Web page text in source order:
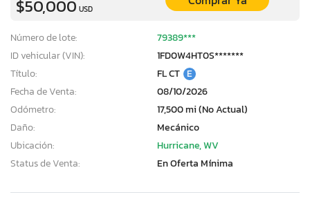
$50,000 USD
Número de lote:
79389***
ID vehicular (VIN):
1FD0W4HT0S*******
Título:
FL CT E
Fecha de Venta:
08/10/2026
Odómetro:
17,500 mi (No Actual)
Daño:
Mecánico
Ubicación:
Hurricane, WV
Status de Venta:
En Oferta Mínima